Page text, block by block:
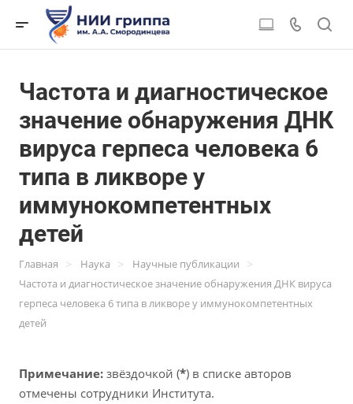
Частота и диагностическое
значение обнаружения ДНК
вируса герпеса человека 6
типа в ликворе у
иммунокомпетентных
детей
Главная > Наука > Научные публикации >
Частота и диагностическое значение обнаружения ДНК вируса
герпеса человека 6 типа в ликворе у иммунокомпетентных
детей
Примечание: звёздочкой (*) в списке авторов
отмечены сотрудники Института.